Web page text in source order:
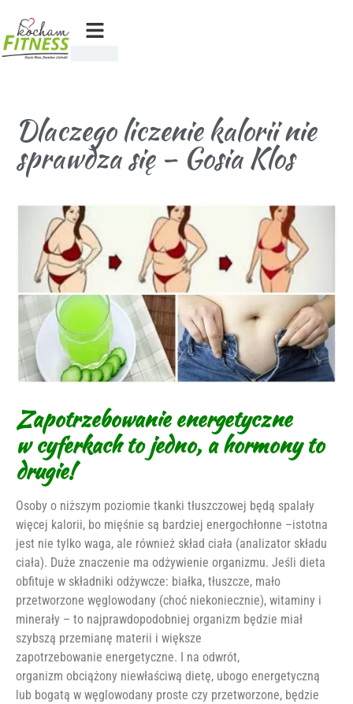
Dlaczego liczenie kalorii nie
sprawdza się – Gosia Klos
Zapotrzebowanie energetyczne
w cyferkach to jedno, a hormony to
drugie!
Osoby o niższym poziomie tkanki tłuszczowej będą spalały
więcej kalorii, bo mięśnie są bardziej energochłonne –istotna
jest nie tylko waga, ale również skład ciała (analizator składu
ciała). Duże znaczenie ma odżywienie organizmu. Jeśli dieta
obfituje w składniki odżywcze: białka, tłuszcze, mało
przetworzone węglowodany (choć niekoniecznie), witaminy i
minerały – to najprawdopodobniej organizm będzie miał
szybszą przemianę materii i większe
zapotrzebowanie energetyczne. I na odwrót,
organizm obciążony niewłaściwą dietę, ubogo energetyczną
lub bogatą w węglowodany proste czy przetworzone, będzie